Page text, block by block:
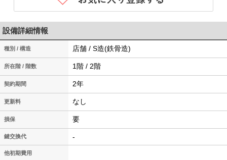
設備詳細情報
種別 / 構造 店舗 / S造(鉄骨造)
所在階 / 階数 1階 / 2階
契約期間 2年
更新料 なし
損保 要
鍵交換代 -
他初期費用